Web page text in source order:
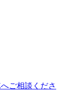
ご相談くださ